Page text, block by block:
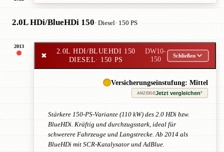
2.0L HDi/BlueHDi 150· Diesel· 150 PS
2013
✖
2.0L HDI/BLUEHDI 150
DIESEL· 150 PS
DW10-
150
Schließen
Versicherungseinstufung: Mittel
ANZEIGEJetzt vergleichen*
Stärkere 150-PS-Variante (110 kW) des 2.0 HDi bzw.
BlueHDi. Kräftig und durchzugsstark, ideal für
schwerere Fahrzeuge und Langstrecke. Ab 2014 als
BlueHDi mit SCR-Katalysator und AdBlue.